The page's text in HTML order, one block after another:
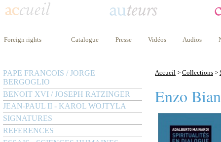
Foreign rights Catalogue Presse Vidéos Audios
PAPE FRANCOIS / JORGE
BERGOGLIO
BENOIT XVI / JOSEPH RATZINGER
JEAN-PAUL II - KAROL WOJTYLA
SIGNATURES
REFERENCES
Accueil > Collections >
Enzo